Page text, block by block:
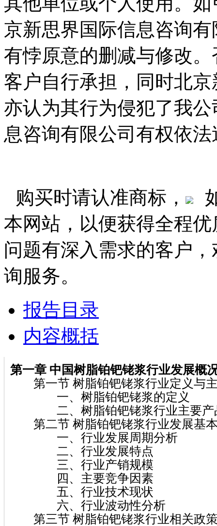
京新思界国际信息咨询
有悖原意的删减与修改
客户自行承担，同时北
亦认为其行为侵犯了我
息咨询有限公司有权依
购买时请认准商标，
本网站，以便获得全程
问题有深入需求的客户
询服务。
报告目录
内容概括
第一章 中国树脂铂钯铑浆行业发展概
第一节 树脂铂钯铑浆行业定义与
一、树脂铂钯铑浆的定义
二、树脂铂钯铑浆行业主要产
第二节 树脂铂钯铑浆行业发展基
一、行业发展周期分析
二、行业发展特点
三、行业产销规模
四、主要竞争因素
五、行业技术现状
六、行业波动性分析
第三节 树脂铂钯铑浆行业相关政